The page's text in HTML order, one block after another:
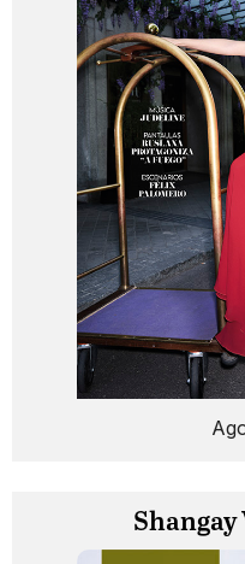
Shangay